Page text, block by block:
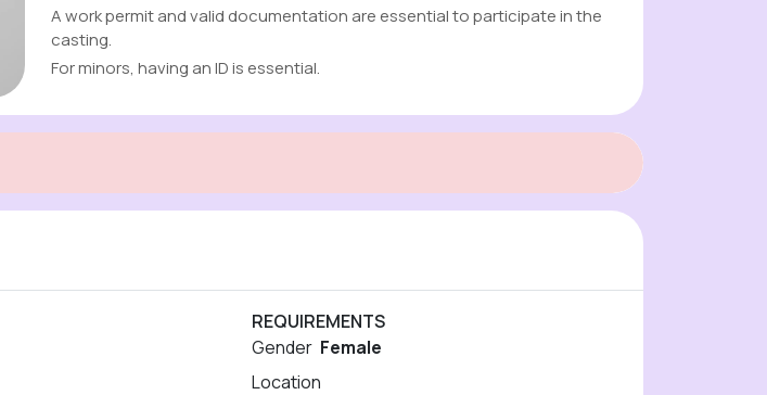
A work permit and valid documentation are essential to participate in the
casting.
For minors, having an ID is essential.
REQUIREMENTS
Gender Female
Location